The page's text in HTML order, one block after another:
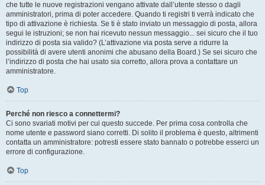
che tutte le nuove registrazioni vengano attivate dall’utente stesso o dagli
amministratori, prima di poter accedere. Quando ti registri ti verrà indicato che
tipo di attivazione è richiesta. Se ti è stato inviato un messaggio di posta, allora
segui le istruzioni; se non hai ricevuto nessun messaggio... sei sicuro che il tuo
indirizzo di posta sia valido? (L’attivazione via posta serve a ridurre la
possibilità di avere utenti anonimi che abusano della Board.) Se sei sicuro che
l’indirizzo di posta che hai usato sia corretto, allora prova a contattare un
amministratore.
Top
Perché non riesco a connettermi?
Ci sono svariati motivi per cui questo succede. Per prima cosa controlla che
nome utente e password siano corretti. Di solito il problema è questo, altrimenti
contatta un amministratore: potresti essere stato bannato o potrebbe esserci un
errore di configurazione.
Top